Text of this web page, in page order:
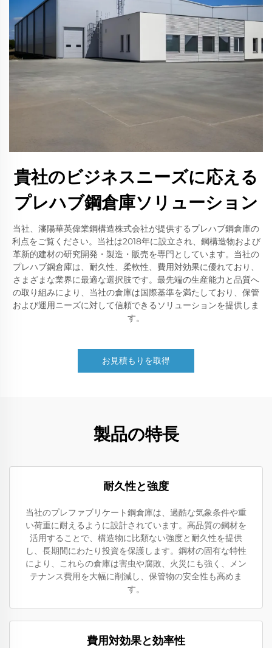
貴社のビジネスニーズに応える
プレハブ鋼倉庫ソリューション
当社、瀋陽華英偉業鋼構造株式会社が提供するプレハブ鋼倉庫の
利点をご覧ください。当社は2018年に設立され、鋼構造物および
革新的建材の研究開発・製造・販売を専門としています。当社の
プレハブ鋼倉庫は、耐久性、柔軟性、費用対効果に優れており、
さまざまな業界に最適な選択肢です。最先端の生産能力と品質へ
の取り組みにより、当社の倉庫は国際基準を満たしており、保管
および運用ニーズに対して信頼できるソリューションを提供しま
す。
お見積もりを取得
製品の特長
耐久性と強度
当社のプレファブリケート鋼倉庫は、過酷な気象条件や重
い荷重に耐えるように設計されています。高品質の鋼材を
活用することで、構造物に比類ない強度と耐久性を提供
し、長期間にわたり投資を保護します。鋼材の固有な特性
により、これらの倉庫は害虫や腐敗、火災にも強く、メン
テナンス費用を大幅に削減し、保管物の安全性も高めま
す。
費用対効果と効率性